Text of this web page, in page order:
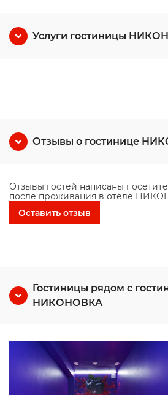
Услуги гостиницы
Отзывы о гостинице
Отзывы гостей написаны
после проживания в отеле
Оставить отзыв
Гостиницы рядом с
НИКОНОВКА